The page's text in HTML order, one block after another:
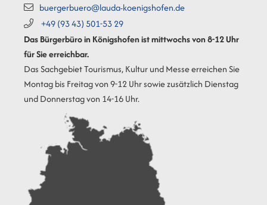
buergerbuero@lauda-koenigshofen.de
+49 (9343) 501-5329
Das Bürgerbüro in Königshofen ist mittwochs von 8-12 Uhr
für Sie erreichbar.
Das Sachgebiet Tourismus, Kultur und Messe erreichen Sie
Montag bis Freitag von 9-12 Uhr sowie zusätzlich Dienstag
und Donnerstag von 14-16 Uhr.